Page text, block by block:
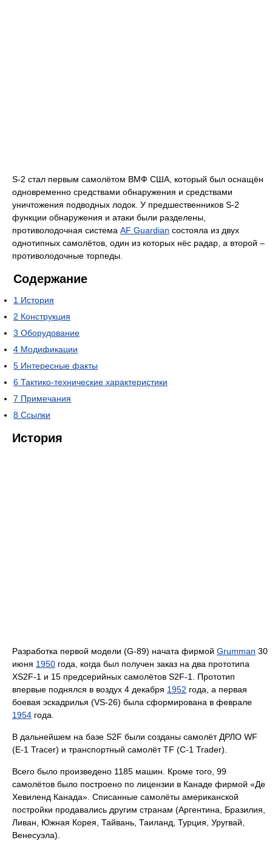
S-2 стал первым самолётом ВМФ США, который был оснащён
одновременно средствами обнаружения и средствами
уничтожения подводных лодок. У предшественников S-2
функции обнаружения и атаки были разделены,
противолодочная система AF Guardian состояла из двух
однотипных самолётов, один из которых нёс радар, а второй –
противолодочные торпеды.
Содержание
1 История
2 Конструкция
3 Оборудование
4 Модификации
5 Интересные факты
6 Тактико-технические характеристики
7 Примечания
8 Ссылки
История
Разработка первой модели (G-89) начата фирмой Grumman 30
июня 1950 года, когда был получен заказ на два прототипа
XS2F-1 и 15 предсерийных самолётов S2F-1. Прототип
впервые поднялся в воздух 4 декабря 1952 года, а первая
боевая эскадрилья (VS-26) была сформирована в феврале
1954 года.
В дальнейшем на базе S2F были созданы самолёт ДРЛО WF
(E-1 Tracer) и транспортный самолёт TF (C-1 Trader).
Всего было произведено 1185 машин. Кроме того, 99
самолётов было построено по лицензии в Канаде фирмой «Де
Хевиленд Канада». Списанные самолёты американской
постройки продавались другим странам (Аргентина, Бразилия,
Ливан, Южная Корея, Тайвань, Таиланд, Турция, Уругвай,
Венесуэла).